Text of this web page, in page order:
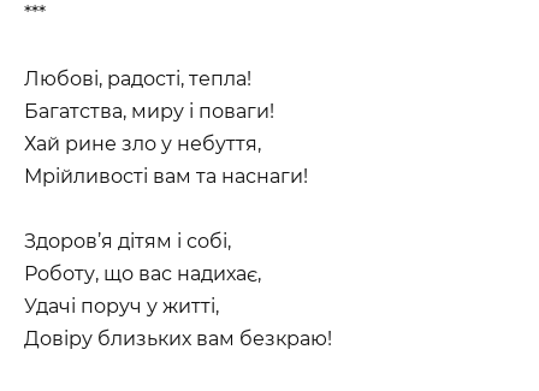
***
Любові, радості, тепла!
Багатства, миру і поваги!
Хай рине зло у небуття,
Мрійливості вам та наснаги!
Здоров’я дітям і собі,
Роботу, що вас надихає,
Удачі поруч у житті,
Довіру близьких вам безкраю!